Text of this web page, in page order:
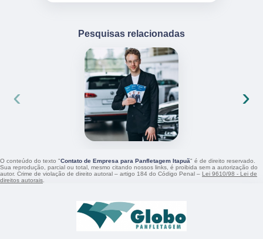
Pesquisas relacionadas
‹ ›
O conteúdo do texto "Contato de Empresa para Panfletagem Itapuã" é de direito reservado.
Sua reprodução, parcial ou total, mesmo citando nossos links, é proibida sem a autorização do
autor. Crime de violação de direito autoral – artigo 184 do Código Penal – Lei 9610/98 - Lei de
direitos autorais.